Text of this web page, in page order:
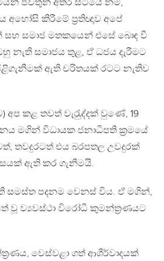
ජීවතුන් අතර සිටියේ නම්,
අහෝසි කිරීමේ ප‍්‍රතිඥාව අපේ
සහ සමාජ මතකයෙන් එසේ බොඳ වී
සමාජය තුළ, ඒ ධජය දැරීමට
ඇති චරිතයක් රටට නැතිව
අප කළ තවත් වැරැුද්දක් වුණේ, 19
මගින් විධායක ජනාධිපති ක‍්‍රමයේ
තවදුරටත් එය බරපතල උවදුරක්
ඇති කර ගැනීමයි.
සමස්ත පදනම වෙනස් විය. ඒ මගින්,
වූ ව්‍යවස්ථා විරෝධී කුමන්ත‍්‍රණයට
වෙස්වළා ගත් ආශීර්වාදයක්